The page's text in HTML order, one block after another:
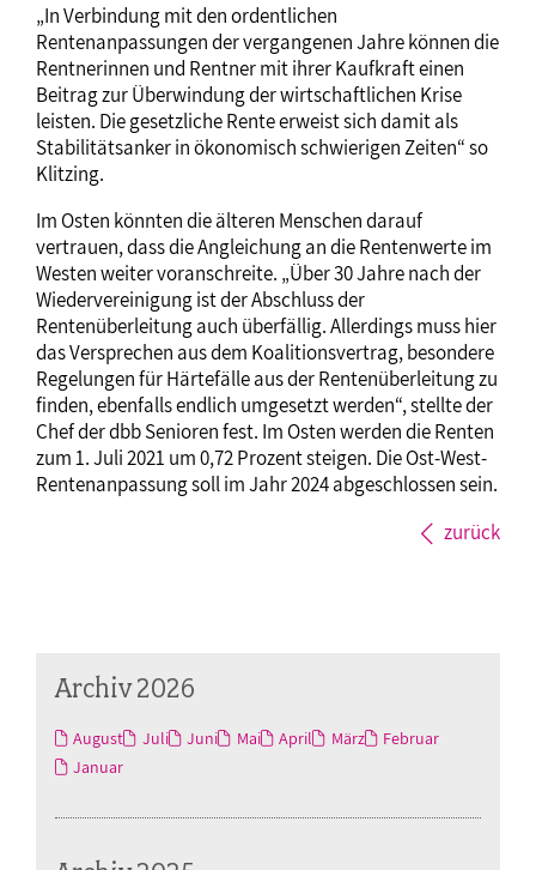
„In Verbindung mit den ordentlichen
Rentenanpassungen der vergangenen Jahre können die
Rentnerinnen und Rentner mit ihrer Kaufkraft einen
Beitrag zur Überwindung der wirtschaftlichen Krise
leisten. Die gesetzliche Rente erweist sich damit als
Stabilitätsanker in ökonomisch schwierigen Zeiten“ so
Klitzing.
Im Osten könnten die älteren Menschen darauf
vertrauen, dass die Angleichung an die Rentenwerte im
Westen weiter voranschreite. „Über 30 Jahre nach der
Wiedervereinigung ist der Abschluss der
Rentenüberleitung auch überfällig. Allerdings muss hier
das Versprechen aus dem Koalitionsvertrag, besondere
Regelungen für Härtefälle aus der Rentenüberleitung zu
finden, ebenfalls endlich umgesetzt werden“, stellte der
Chef der dbb Senioren fest. Im Osten werden die Renten
zum 1. Juli 2021 um 0,72 Prozent steigen. Die Ost-West-
Rentenanpassung soll im Jahr 2024 abgeschlossen sein.
zurück
Archiv 2026
August Juli Juni Mai April März
Februar
Januar